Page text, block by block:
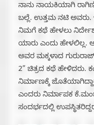
ನಾನು ನಾಯಕಿಯಾಗಿ
ಬಲ್ಲೆ. ಉತ್ತಮ ನಟಿ
ನಿಮಗೆ ಕಥೆ ಹೇಳಲು
ಯಾರು ಎಂದು ಹೇಳಲಿಲ್ಲ.
ಅವರ ಮಕ್ಕಳಾದ
2” ಚಿತ್ರದ ಕಥೆ ಹೇಳಿದರು.
ನಿರ್ಮಾಣಕ್ಕೆ
ಎಂದರು ನಿರ್ಮಾಪಕ
ಸಂದರ್ಭದಲ್ಲಿ